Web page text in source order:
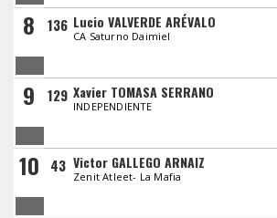
8 136 Lucio VALVERDE ARÉVALO
CA Saturno Daimiel
9 129 Xavier TOMASA SERRANO
INDEPENDIENTE
10 43 Victor GALLEGO ARNAIZ
Zenit Atleet- La Mafia